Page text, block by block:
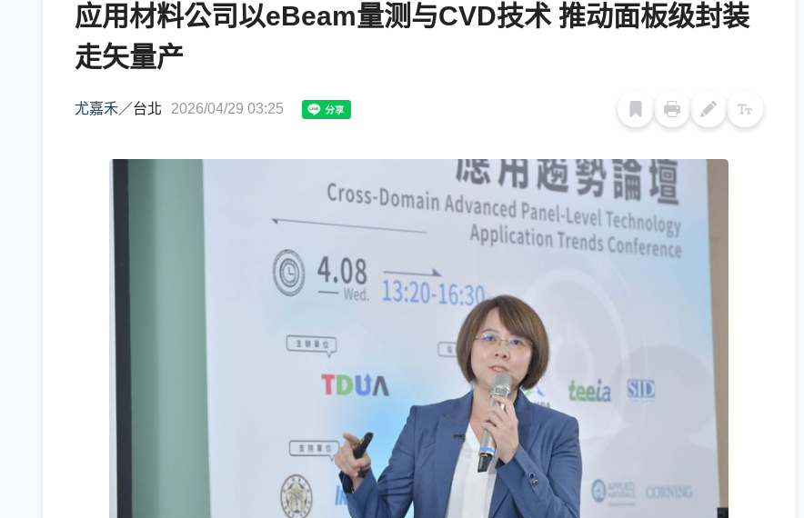
应用材料公司以eBeam量测与CVD技术 推动面板级封装
走矢量产
尤嘉禾 ／台北 2026/04/29 03:25